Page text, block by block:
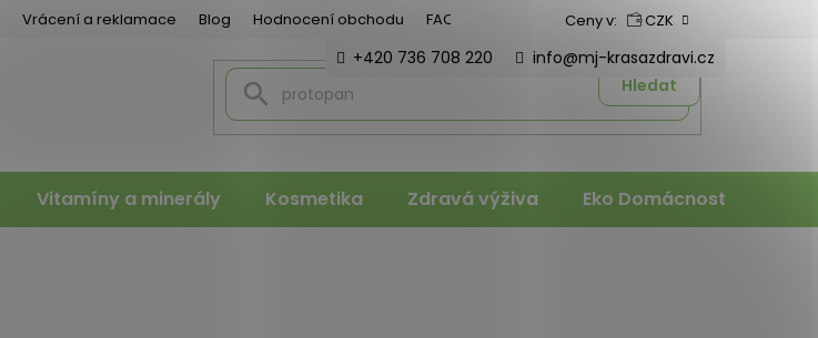
Vrácení a reklamace Blog Hodnocení obchodu FAQ Ceny v: CZK
Hledat
+420 736 708 220 info@mj-krasazdravi.cz
Vitamíny a minerály Kosmetika Zdravá výživa Eko Domácnost